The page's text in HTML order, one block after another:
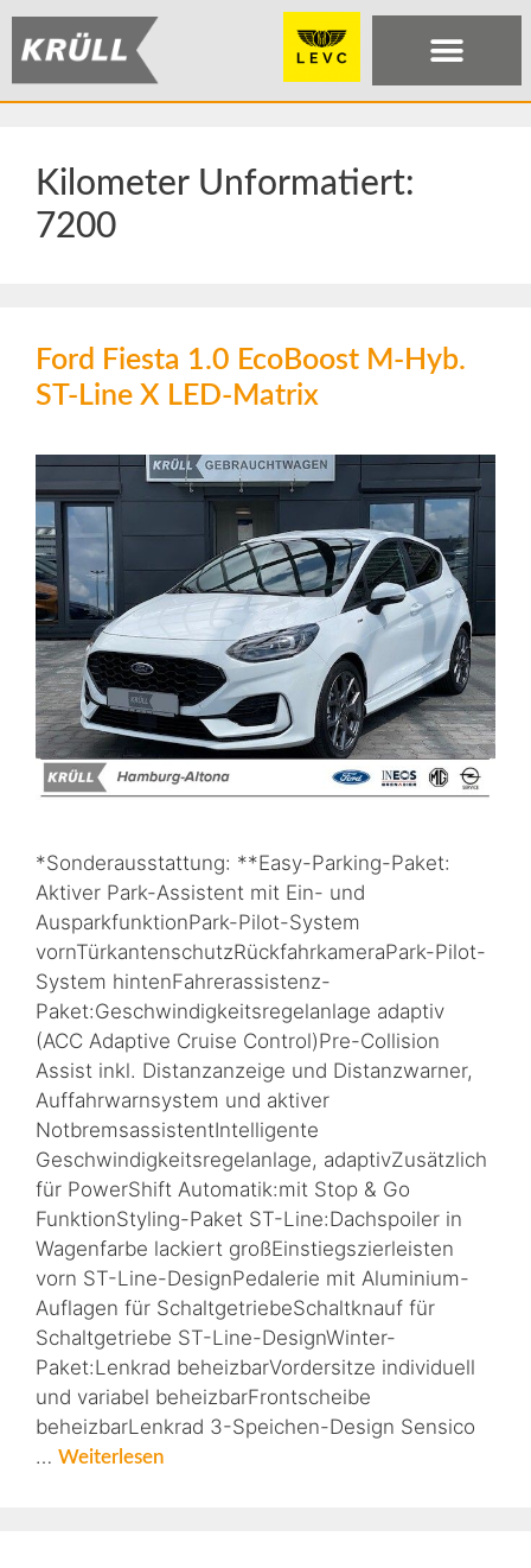
Kilometer Unformatiert:
7200
Ford Fiesta 1.0 EcoBoost M-Hyb.
ST-Line X LED-Matrix
*Sonderausstattung: **Easy-Parking-Paket:
Aktiver Park-Assistent mit Ein- und
AusparkfunktionPark-Pilot-System
vornTürkantenschutzRückfahrkameraPark-Pilot-
System hintenFahrerassistenz-
Paket:Geschwindigkeitsregelanlage adaptiv
(ACC Adaptive Cruise Control)Pre-Collision
Assist inkl. Distanzanzeige und Distanzwarner,
Auffahrwarnsystem und aktiver
NotbremsassistentIntelligente
Geschwindigkeitsregelanlage, adaptivZusätzlich
für PowerShift Automatik:mit Stop & Go
FunktionStyling-Paket ST-Line:Dachspoiler in
Wagenfarbe lackiert großEinstiegszierleisten
vorn ST-Line-DesignPedalerie mit Aluminium-
Auflagen für SchaltgetriebeSchaltknauf für
Schaltgetriebe ST-Line-DesignWinter-
Paket:Lenkrad beheizbarVordersitze individuell
und variabel beheizbarFrontscheibe
beheizbarLenkrad 3-Speichen-Design Sensico
… Weiterlesen